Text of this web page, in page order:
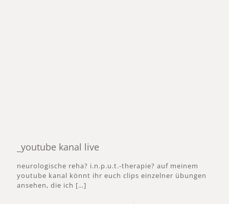
_youtube kanal live
neurologische reha? i.n.p.u.t.-therapie? auf meinem
youtube kanal könnt ihr euch clips einzelner übungen
ansehen, die ich […]